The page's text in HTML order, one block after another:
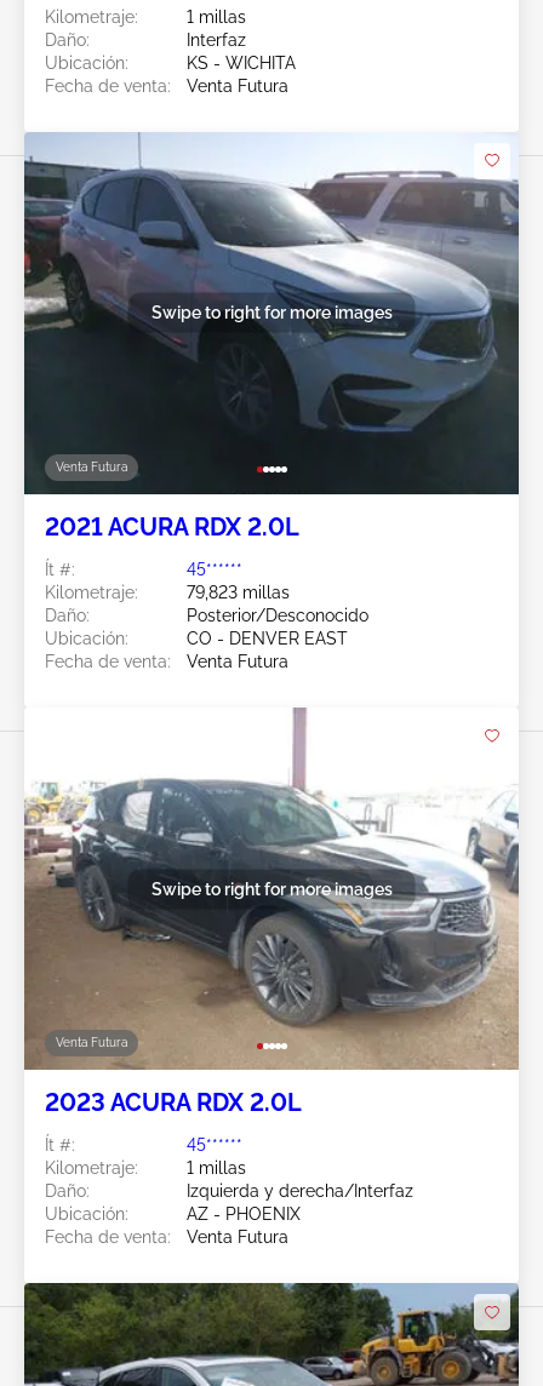
Kilometraje:
1 millas
Daño:
Interfaz
Ubicación:
KS - WICHITA
Fecha de venta:
Venta Futura
Venta Futura
Swipe to right for more images
2021 ACURA RDX 2.0L
Ít #:
45******
Kilometraje:
79,823 millas
Daño:
Posterior/Desconocido
Ubicación:
CO - DENVER EAST
Fecha de venta:
Venta Futura
Venta Futura
Swipe to right for more images
2023 ACURA RDX 2.0L
Ít #:
45******
Kilometraje:
1 millas
Daño:
Izquierda y derecha/Interfaz
Ubicación:
AZ - PHOENIX
Fecha de venta:
Venta Futura